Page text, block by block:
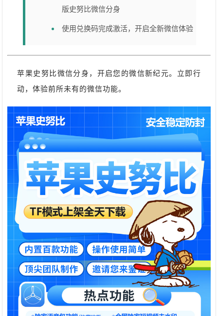
版史努比微信分身
使用兑换码完成激活，开启全新微信体验
苹果史努比微信分身，开启您的微信新纪元。立即行
动，体验前所未有的微信功能。